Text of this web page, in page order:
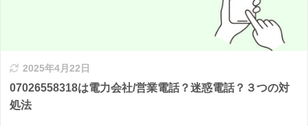
2025年4月22日
07026558318は電力会社/営業電話？迷惑電話？３つの対
処法